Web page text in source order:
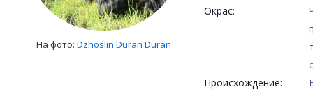
На фото: Dzhoslin Duran Duran
Окрас:
Происхождение: